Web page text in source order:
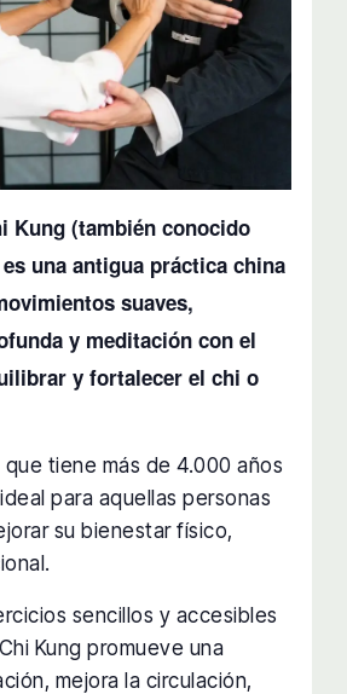
Kung (también conocido
una antigua práctica china
suaves,
y meditación con el
y fortalecer el chi o
que tiene más de 4.000 años
para aquellas personas
su bienestar físico,
sencillos y accesibles
Kung promueve una
mejora la circulación,